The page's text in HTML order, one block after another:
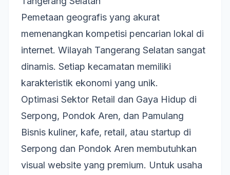
Pemetaan geografis yang akurat
memenangkan kompetisi pencarian lokal di
internet. Wilayah Tangerang Selatan sangat
dinamis. Setiap kecamatan memiliki
karakteristik ekonomi yang unik.
Optimasi Sektor Retail dan Gaya Hidup di
Serpong, Pondok Aren, dan Pamulang
Bisnis kuliner, kafe, retail, atau startup di
Serpong dan Pondok Aren membutuhkan
visual website yang premium. Untuk usaha